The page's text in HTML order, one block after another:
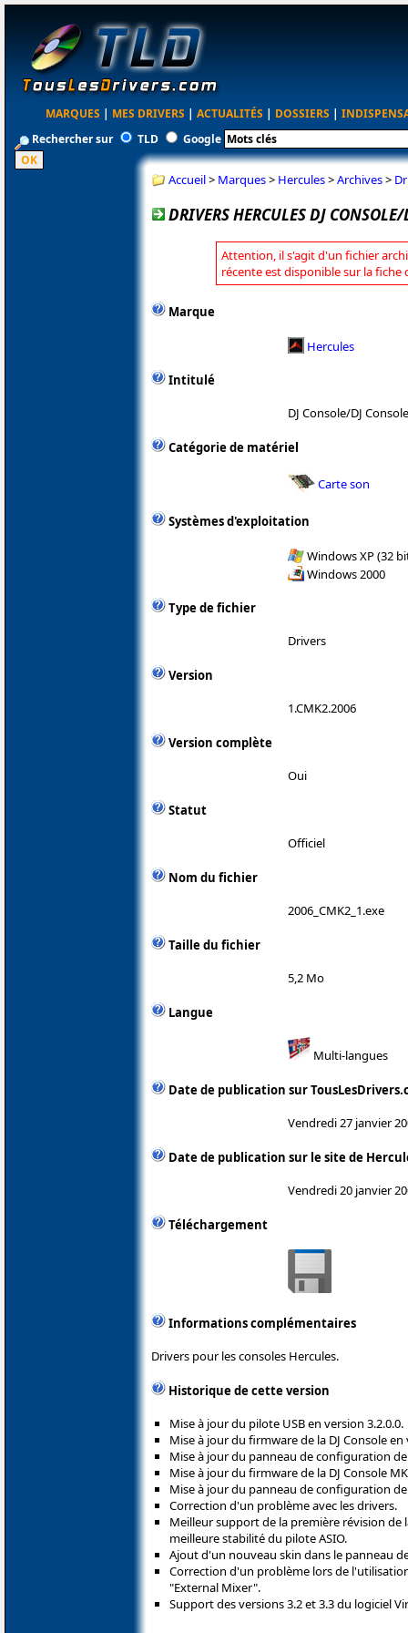
MARQUES | MES DRIVERS | ACTUALITÉS | DOSSIERS |
Rechercher sur
TLD Google
Accueil> Marques> Hercules>Archives>
DRIVERS HERCULES DJ
Attention, il s'agit d'un fichier
récente est disponible sur la fiche
Marque
Hercules
Intitulé
DJ Console/DJ
Catégorie de matériel
Carte son
Systèmes d'exploitation
Windows XP (32
Windows 2000
Type de fichier
Drivers
Version
1.CMK2.2006
Version complète
Oui
Statut
Officiel
Nom du fichier
2006_CMK2_1.exe
Taille du fichier
5,2 Mo
Langue
Multi-langues
Date de publication sur
Vendredi 27 janvier
Date de publication sur le site de
Vendredi 20 janvier
Téléchargement
Informations complémentaires
Drivers pour les consoles Hercules.
Historique de cette version
Mise à jour du pilote USB en version 3.2.0.0.
Mise à jour du firmware de la DJ Console en
Mise à jour du panneau de configuration de
Mise à jour du firmware de la DJ Console
Mise à jour du panneau de configuration de
Correction d'un problème avec les drivers.
Meilleur support de la première révision de
meilleure stabilité du pilote ASIO.
Ajout d'un nouveau skin dans le panneau
Correction d'un problème lors de
"External Mixer".
Support des versions 3.2 et 3.3 du logiciel